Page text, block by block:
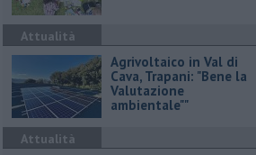
Attualità
Agrivoltaico in Val di
Cava, Trapani: "Bene la
Valutazione
ambientale""
Attualità